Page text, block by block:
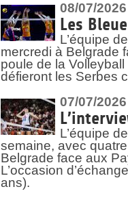
08/07/2026
Les
L’équipe
mercredi à Belgrade
poule de la
défieront les Serbes
07/07/2026
L’équipe
semaine, avec
Belgrade face aux
L’occasion
ans).